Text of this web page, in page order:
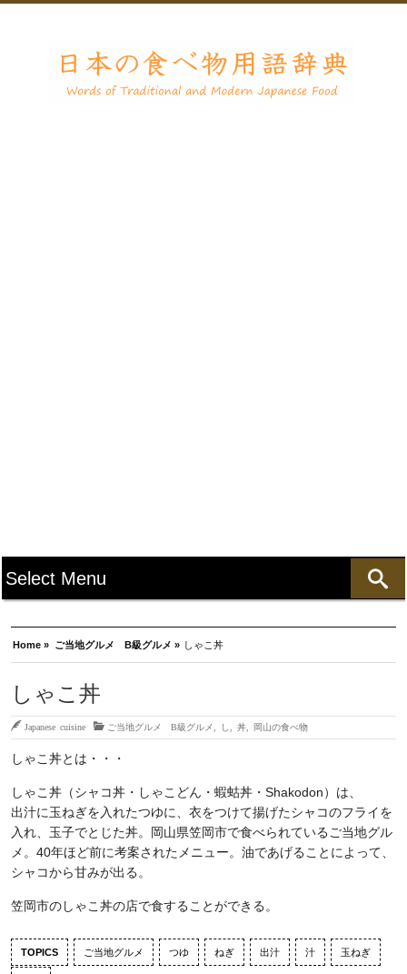
Home » ご当地グルメ B級グルメ » しゃこ丼
しゃこ丼
Japanese cuisine ご当地グルメ B級グルメ し 丼 岡山の食べ物
しゃこ丼とは・・・
しゃこ丼（シャコ丼・しゃこどん・蝦蛄丼・Shakodon）は、
出汁に玉ねぎを入れたつゆに、衣をつけて揚げたシャコのフライを
入れ、玉子でとじた丼。岡山県笠岡市で食べられているご当地グル
メ。40年ほど前に考案されたメニュー。油であげることによって、
シャコから甘みが出る。
笠岡市のしゃこ丼の店で食することができる。
TOPICS ご当地グルメ つゆ ねぎ 出汁 汁 玉ねぎ